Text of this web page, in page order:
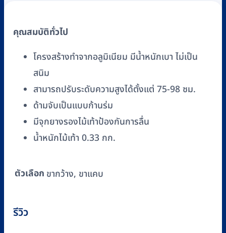
FS9280L
คุณสมบัติทั่วไป
โครงสร้างทำจากอลูมิเนียม มีน้ำหนักเบา ไม่เป็น
สนิม
สามารถปรับระดับความสูงได้ตั้งแต่ 75-98 ซม.
ด้ามจับเป็นแบบก้านร่ม
มีจุกยางรองไม้เท้าป้องกันการลื่น
น้ำหนักไม้เท้า 0.33 กก.
ตัวเลือก ขากว้าง, ขาแคบ
รีวิว